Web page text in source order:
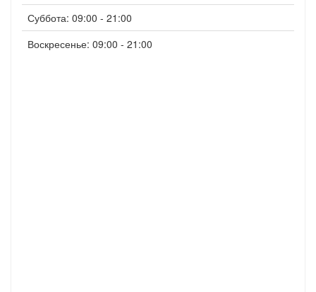
Суббота: 09:00 - 21:00
Воскресенье: 09:00 - 21:00